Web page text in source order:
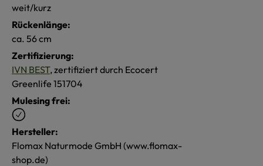
weit/kurz
Rückenlänge:
ca. 56 cm
Zertifizierung:
IVN BEST, zertifiziert durch Ecocert
Greenlife 151704
Mulesing frei:
Hersteller:
Flomax Naturmode GmbH (www.flomax-
shop.de)